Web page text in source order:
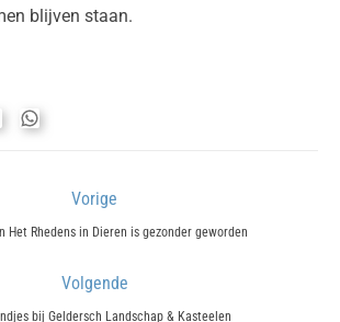
blijven staan.
Vorige
Het Rhedens in Dieren is gezonder geworden
Volgende
bij Geldersch Landschap & Kasteelen